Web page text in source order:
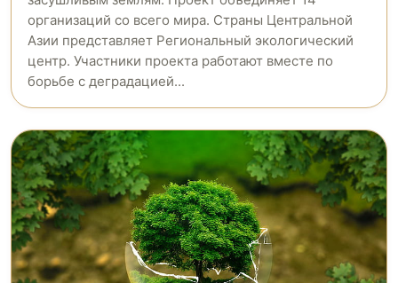
организаций со всего мира. Страны Центральной
Азии представляет Региональный экологический
центр. Участники проекта работают вместе по
борьбе с деградацией...